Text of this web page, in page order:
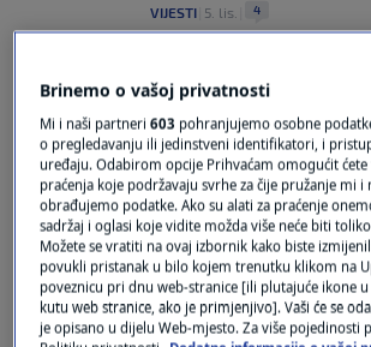
VIJESTI 5. lis. 4
Oglas
Brinemo o vašoj privatnosti
Mi i naši partneri603 pohranjujemo osobne
o pregledavanju ili jedinstveni identifikatori, i
uređaju. Odabirom opcije Prihvaćam omogućit
praćenja koje podržavaju svrhe za čije pružanje mi i
obrađujemo podatke. Ako su alati za praćenje
sadržaj i oglasi koje vidite možda više neće biti
Možete se vratiti na ovaj izbornik kako biste
povukli pristanak u bilo kojem trenutku klikom na
poveznicu pri dnu web-stranice [ili plutajuće ikone
kutu web stranice, ako je primjenjivo]. Vaši će se
je opisano u dijelu Web-mjesto. Za više pojedinosti